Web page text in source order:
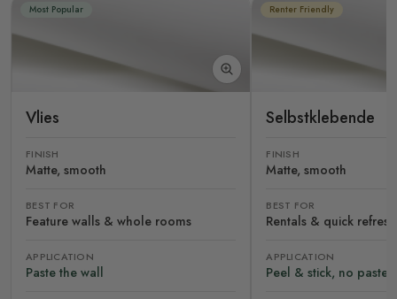
Most Popular
Vlies
FINISH
Matte, smooth
BEST FOR
Feature walls & whole rooms
APPLICATION
Paste the wall
Renter Friendly
Selbstklebende
FINISH
Matte, smooth
BEST FOR
Rentals & quick
APPLICATION
Peel & stick, no paste